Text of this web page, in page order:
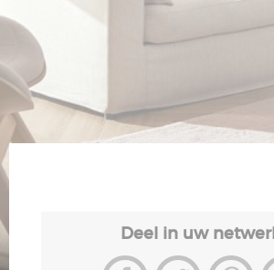
Deel in uw